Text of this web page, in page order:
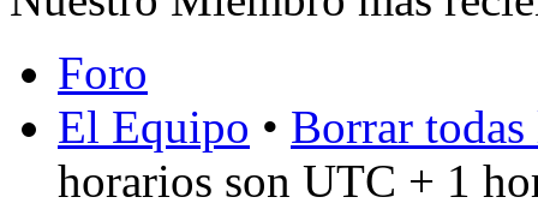
Foro
El Equipo • Borrar
horarios son UTC + 1